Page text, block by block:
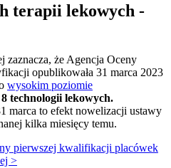
terapii lekowych -
zaznacza, że Agencja Oceny
opublikowała 31 marca 2023
wysokim poziomie
technologii lekowych.
marca to efekt nowelizacji ustawy
kilka miesięcy temu.
pierwszej kwalifikacji placówek
>